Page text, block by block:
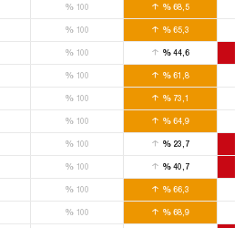
%100 %68,5
%100 %65,3
%100 %44,6
%100 %61,8
%100 %73,1
%100 %64,9
%100 %23,7
%100 %40,7
%100 %66,3
%100 %68,9